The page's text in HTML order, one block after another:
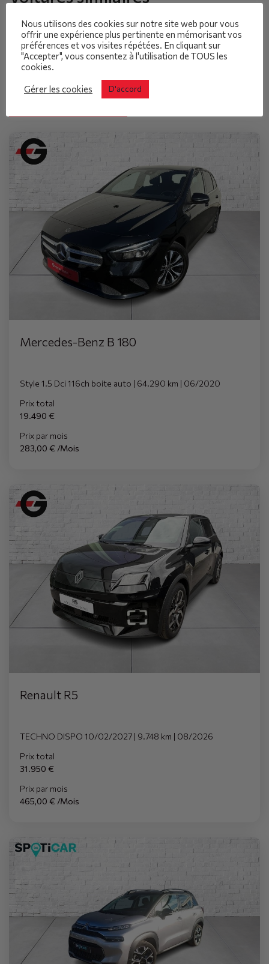
Vous pouvez également
trouver ces véhicules
intéressants
Mercedes-Benz B 180
Style 1.5 Dci 116ch boite auto | 64.290 km | 06/2020
Prix total
19.490 €
Prix par mois
283,00 € /Mois
Renault R5
TECHNO DISPO 10/02/2027 | 9.748 km | 08/2026
Prix total
31.950 €
Prix par mois
465,00 € /Mois
Nous utilisons des cookies sur notre site web pour vous
offrir une expérience plus pertinente en mémorisant vos
préférences et vos visites répétées. En cliquant sur
"Accepter", vous consentez à l'utilisation de TOUS les
cookies.
Gérer les cookies D'accord